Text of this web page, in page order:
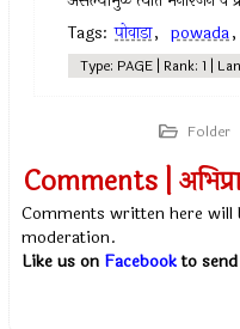
Tags: पोवाडा, powada,
Type: PAGE | Rank: 1 |
Folder
Comments |
Comments written here will
moderation.
Like us on Facebookto